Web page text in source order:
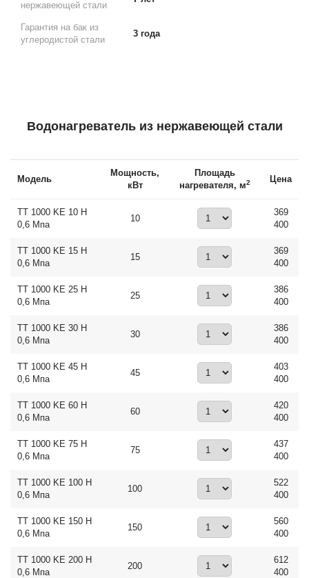
нержавеющей стали
Гарантия на бак из
углеродистой стали
3 года
Водонагреватель из нержавеющей стали
Модель
Мощность,
кВт
Площадь
нагревателя, м2 Цена
ТТ 1000 KE 10 Н
0,6 Мпа
10
369
400
ТТ 1000 KE 15 Н
0,6 Мпа
15
369
400
ТТ 1000 KE 25 Н
0,6 Мпа
25
386
400
ТТ 1000 KE 30 Н
0,6 Мпа
30
386
400
ТТ 1000 KE 45 Н
0,6 Мпа
45
403
400
ТТ 1000 KE 60 Н
0,6 Мпа
60
420
400
ТТ 1000 KE 75 Н
0,6 Мпа
75
437
400
ТТ 1000 KE 100 Н
0,6 Мпа
100
522
400
ТТ 1000 KE 150 Н
0,6 Мпа
150
560
400
ТТ 1000 KE 200 Н
0,6 Мпа
200
612
400